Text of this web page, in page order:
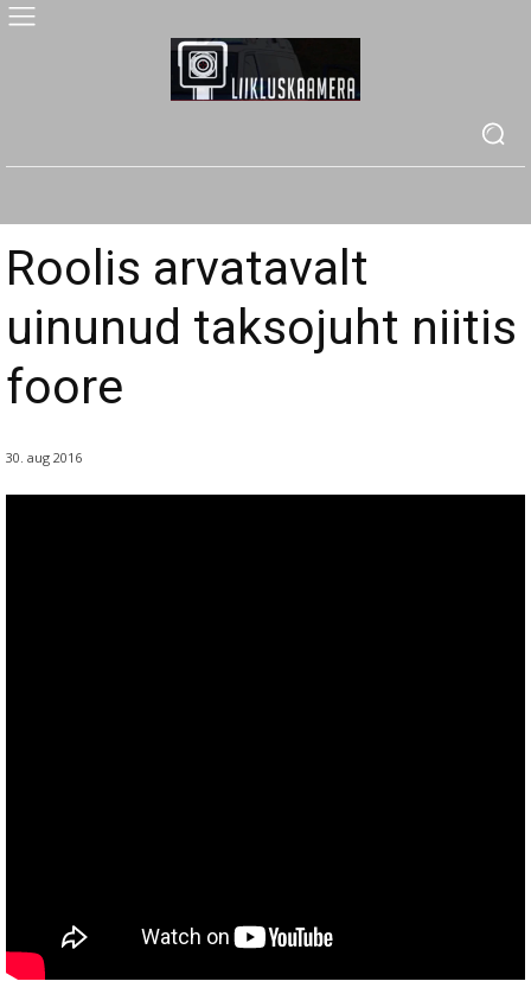
Roolis arvatavalt
uinunud taksojuht niitis
foore
30. aug 2016